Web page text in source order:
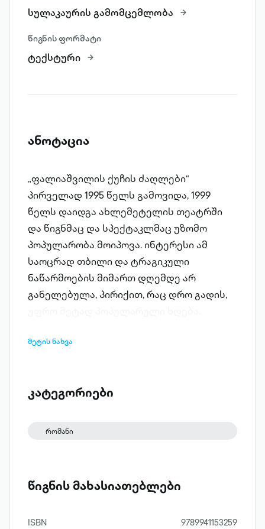
სულაკაურის გამომცემლობა
წიგნის ფორმატი
ტექსტური
ანოტაცია
„ფალიაშვილის ქუჩის ძაღლები“
პირველად 1995 წელს გამოვიდა, 1999
წელს დაიდგა ახლემეტელის თეატრში
და წიგნმაც და სპექტაკლმაც უზომო
პოპულარობა მოიპოვა. ინტერესი ამ
საოცრად თბილი და ტრაგიკული
ნაწარმოების მიმართ დღემდე არ
განელებულა, პირიქით, რაც დრო გადის,
მეტის ნახვა
კატეგორიები
რომანი
წიგნის მახასიათებლები
ISBN
9789941153259